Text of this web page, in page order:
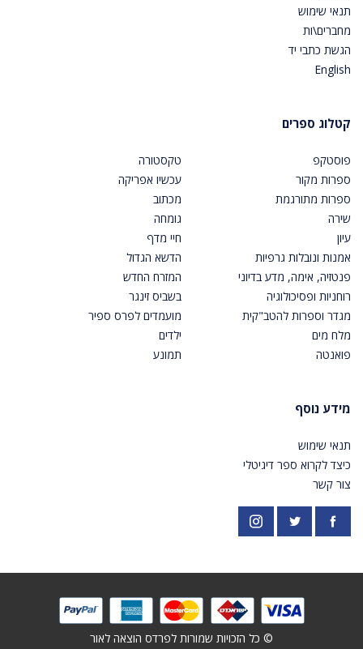
תנאי שימוש
מחברים\ות
הגשת כתבי יד
English
קטלוג ספרים
פוסטקפ
ספרות מקור
ספרות מתורגמת
שירה
עיון
אמנות ונובלות גרפיות
פנטזיה, אימה, מדע בדיוני
רוחניות ופסיכולוגיה
מגדר וספרות להטב"קית
מלח מים
פואנטה
טקסטורה
עכשיו אפריקה
מכתוב
גומחה
חיי מדף
הדשא הגדול
המזרח החדש
בשביס זינגר
מועמדים לפרס ספיר
ילדים
תמונע
מידע נוסף
תנאי שימוש
כיצד לקרוא ספר דיגיטלי
צור קשר
פייסבוק https://twitter.com/PardesPublish
אינסטגרם
© כל הזכויות שמורות לפרדס הוצאה לאור